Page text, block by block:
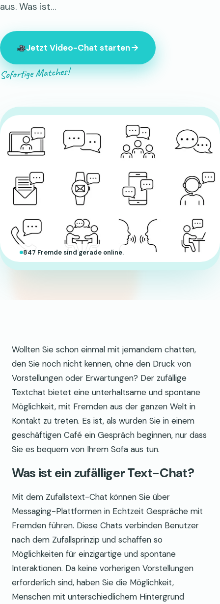
aus. Was ist…
Jetzt Video-Chat starten
Sofortige Matches!
847 Fremde sind gerade online.
Wollten Sie schon einmal mit jemandem chatten,
den Sie noch nicht kennen, ohne den Druck von
Vorstellungen oder Erwartungen? Der zufällige
Textchat bietet eine unterhaltsame und spontane
Möglichkeit, mit Fremden aus der ganzen Welt in
Kontakt zu treten. Es ist, als würden Sie in einem
geschäftigen Café ein Gespräch beginnen, nur dass
Sie es bequem von Ihrem Sofa aus tun.
Was ist ein zufälliger Text-Chat?
Mit dem Zufallstext-Chat können Sie über
Messaging-Plattformen in Echtzeit Gespräche mit
Fremden führen. Diese Chats verbinden Benutzer
nach dem Zufallsprinzip und schaffen so
Möglichkeiten für einzigartige und spontane
Interaktionen. Da keine vorherigen Vorstellungen
erforderlich sind, haben Sie die Möglichkeit,
Menschen mit unterschiedlichem Hintergrund